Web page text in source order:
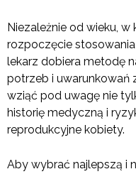
Niezależnie od wieku,
rozpoczęcie
lekarz dobiera metodę
potrzeb i uwarunkowań
wziąć pod uwagę nie
historię medyczną i
reprodukcyjne kobiety.
Aby wybrać najlepszą i